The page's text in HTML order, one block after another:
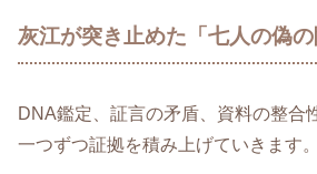
灰江が突き止めた「七人の偽
DNA鑑定、証言の矛盾、資料の整合
一つずつ証拠を積み上げていきます。